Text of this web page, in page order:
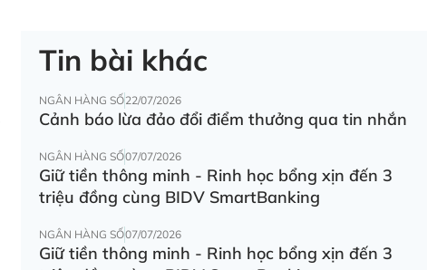
Tin bài khác
NGÂN HÀNG SỐ22/07/2026
Cảnh báo lừa đảo đổi điểm thưởng qua tin nhắn
NGÂN HÀNG SỐ07/07/2026
Giữ tiền thông minh - Rinh học bổng xịn đến 3
triệu đồng cùng BIDV SmartBanking
NGÂN HÀNG SỐ07/07/2026
Giữ tiền thông minh - Rinh học bổng xịn đến 3